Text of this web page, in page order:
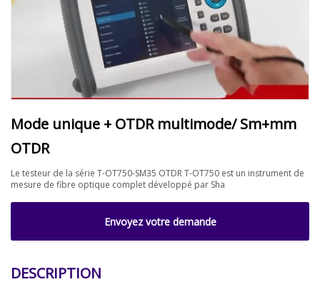
Mode unique + OTDR multimode/ Sm+mm
OTDR
Le testeur de la série T-OT750-SM35 OTDR T-OT750 est un instrument de
mesure de fibre optique complet développé par Sha
Envoyez votre demande
DESCRIPTION